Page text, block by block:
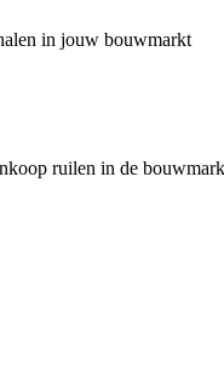
in jouw bouwmarkt
ruilen in de